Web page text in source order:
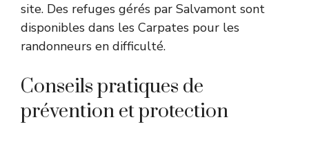
site. Des refuges gérés par Salvamont sont
disponibles dans les Carpates pour les
randonneurs en difficulté.
Conseils pratiques de
prévention et protection